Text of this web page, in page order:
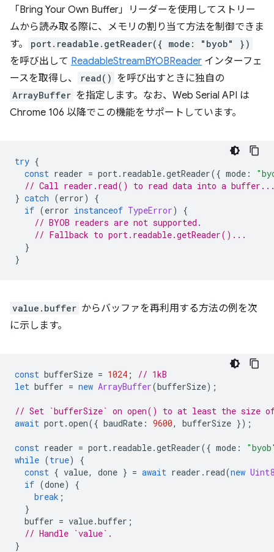
「Bring Your Own Buffer」リーダーを使用してストリー
ムから読み取る際に、メモリの割り当て方法を制御できま
す。
port.readable.getReader({ mode: "byob" })
を呼び出して ReadableStreamBYOBReader インターフェ
ースを取得し、
read() を呼び出すときに独自の
ArrayBuffer を指定します。なお、Web Serial API は
Chrome 106 以降でこの機能をサポートしています。
try {
const reader = port. readable.getReader({ mode :
// Call reader.read() to read data into a
} catch (error)
{
if (error instanceof TypeError)
{
// BYOB readers are not supported.
// Fallback to port.readable.getReader()...
}
}
value.buffer からバッファを再利用する方法の例を次
に示します。
const bufferSize = 1024 ;
// 1kB
let buffer = new ArrayBuffer(bufferSize);
// Set `bufferSize` on open() to at least the size
await port.open({ baudRate : 9600, bufferSize });
const reader = port. readable.getReader({ mode :
while (true)
{
const { value, done } = await reader . read(new
if (done)
{
break ;
}
buffer = value.buffer ;
// Handle `value`.
}